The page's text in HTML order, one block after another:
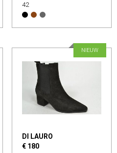
42
DI LAURO
€ 180
NIEUW